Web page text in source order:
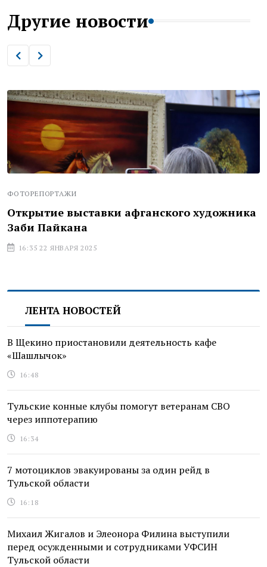
Другие новости
ФОТОРЕПОРТАЖИ
Открытие выставки афганского художника
Заби Пайкана
16:35 22 ЯНВАРЯ 2025
ЛЕНТА НОВОСТЕЙ
В Щекино приостановили деятельность кафе
«Шашлычок»
16:48
Тульские конные клубы помогут ветеранам СВО
через иппотерапию
16:34
7 мотоциклов эвакуированы за один рейд в
Тульской области
16:18
Михаил Жигалов и Элеонора Филина выступили
перед осужденными и сотрудниками УФСИН
Тульской области